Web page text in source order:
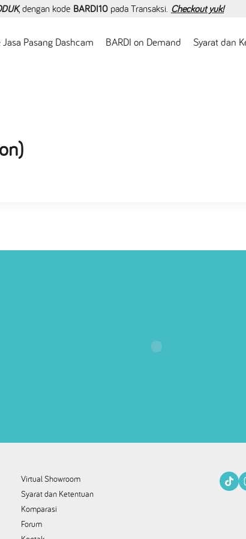
, dengan kode BARDI10 pada Transaksi. Checkout yuk!
Jasa Pasang Dashcam BARDI on Demand Syarat dan
Virtual Showroom
Syarat dan Ketentuan
Komparasi
Forum